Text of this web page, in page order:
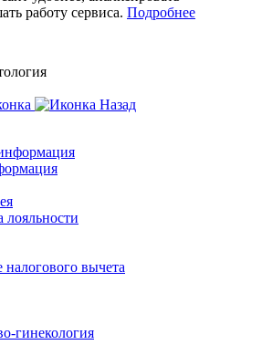
работу сервиса. Подробнее
Назад
вычета
гинекология